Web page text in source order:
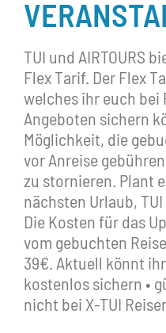
TUI und AIRTOURS
Flex Tarif. Der Flex
welches ihr euch bei
Angeboten sichern
Möglichkeit, die
vor Anreise
zu stornieren. Plant
nächsten Urlaub,
Die Kosten für das
vom gebuchten
39€. Aktuell könnt
kostenlos sichern •
nicht bei X-TUI